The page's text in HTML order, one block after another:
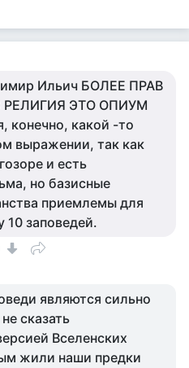
Ильич БОЛЕЕ ПРАВ
ЭТО ОПИУМ
какой -то
выражении, так как
и есть
но базисные
приемлемы для
10 заповедей.
являются сильно
сказать
Вселенских
жили наши предки